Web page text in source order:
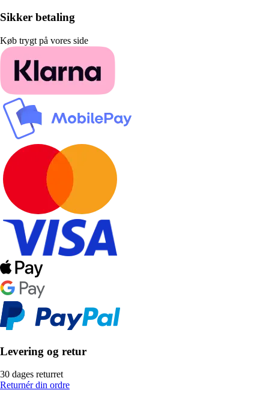
Sikker betaling
Køb trygt på vores side
Levering og retur
30 dages returret
Returnér din ordre